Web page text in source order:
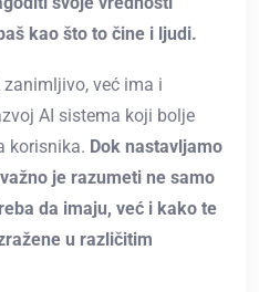
kao što to čine i ljudi.
već ima i
AI sistema koji bolje
korisnika. Dok nastavljamo
je razumeti ne samo
da imaju, već i kako te
u različitim